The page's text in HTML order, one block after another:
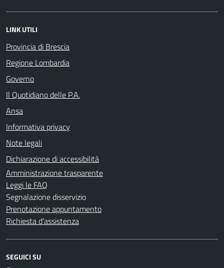
LINK UTILI
Provincia di Brescia
Regione Lombardia
Governo
Il Quotidiano delle P.A.
Ansa
Informativa privacy
Note legali
Dichiarazione di accessibilità
Amministrazione trasparente
Leggi le FAQ
Segnalazione disservizio
Prenotazione appuntamento
Richiesta d'assistenza
SEGUICI SU